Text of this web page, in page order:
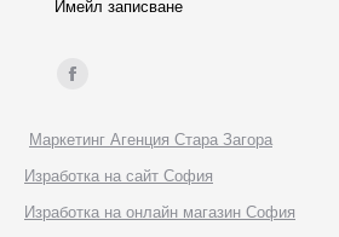
Имейл записване
Find us on:
Facebook
opens
in
new
Маркетинг Агенция Стара Загора
Изработка на сайт София
Изработка на онлайн магазин София